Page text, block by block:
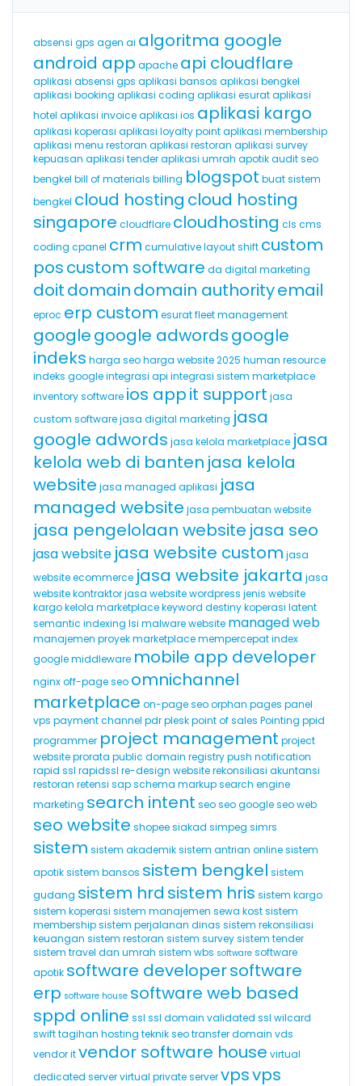
absensi gps agen ai algoritma google
android app apache api cloudflare
aplikasi absensi gps aplikasi bansos aplikasi bengkel
aplikasi booking aplikasi coding aplikasi esurataplikasi
hotel aplikasi invoiceaplikasi ios aplikasi kargo
aplikasi koperasi aplikasi loyalty pointaplikasi membership
aplikasi menu restoran aplikasi restoran aplikasi survey
kepuasan aplikasi tenderaplikasi umrah apotikaudit seo
bengkel bill of materials billing blogspot buat sistem
bengkel cloud hosting cloud hosting
singapore cloudflare cloudhosting cls cms
coding cpanel crm cumulative layout shift custom
poscustom software da digital marketing
doitdomaindomain authorityemail
eproc erp custom esuratfleet management
googlegoogle adwordsgoogle
indeks harga seoharga website 2025 human resource
indeks googleintegrasi api integrasi sistem marketplace
inventory software ios appit support jasa
custom softwarejasa digital marketing jasa
google adwords jasa kelola marketplace jasa
kelola web di banten jasa kelola
website jasa managed aplikasi jasa
managed website jasa pembuatan website
jasa pengelolaan website jasa seo
jasa website jasa website custom jasa
website ecommerce jasa website jakarta jasa
website kontraktorjasa website wordpress jenis website
kargokelola marketplacekeyword destinykoperasi latent
semantic indexing lsi malware website managed web
manajemen proyekmarketplacemempercepat index
googlemiddleware mobile app developer
nginxoff-page seo omnichannel
marketplace on-page seoorphan pages panel
vps payment channel pdrpleskpoint of sales Pointing ppid
programmer project management project
websiteprorata public domain registrypush notification
rapid ssl rapidssl re-design websiterekonsiliasi akuntansi
restoran retensi sapschema markupsearch engine
marketing search intent seoseo googleseo web
seo website shopeesiakad simpeg simrs
sistem sistem akademiksistem antrian onlinesistem
apotiksistem bansos sistem bengkel sistem
gudang sistem hrd sistem hris sistem kargo
sistem koperasi sistem manajemen sewa kostsistem
membershipsistem perjalanan dinas sistem rekonsiliasi
keuangan sistem restoran sistem surveysistem tender
sistem travel dan umrah sistem wbs software software
apotik software developersoftware
erp software house software web based
sppd online ssl ssl domain validated ssl wilcard
swifttagihan hosting teknik seotransfer domain vds
vendor itvendor software house virtual
dedicated servervirtual private servervpsvps